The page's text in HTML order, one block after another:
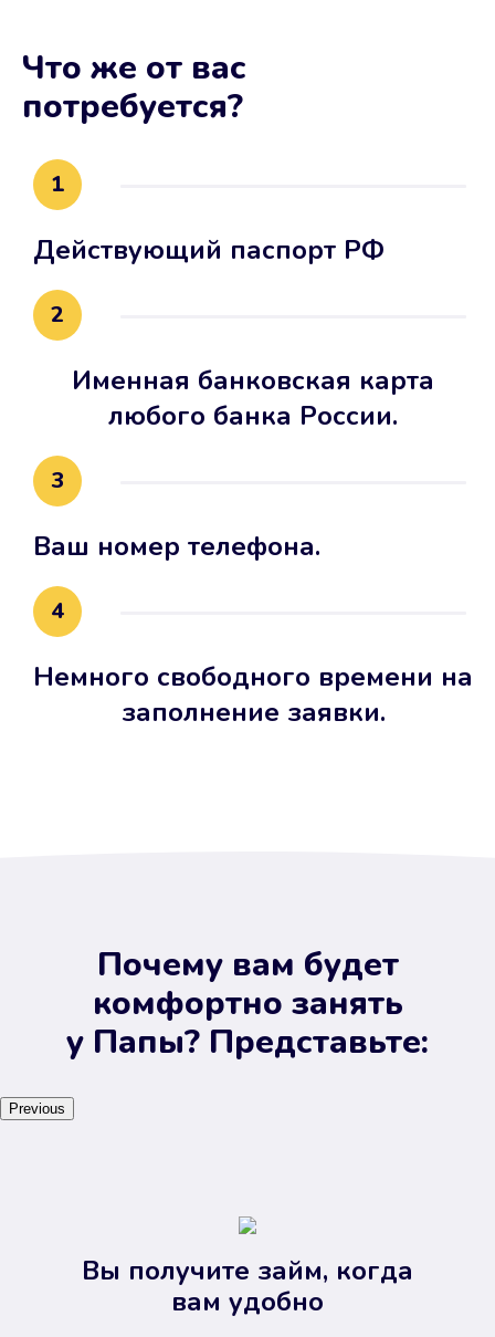
Что же от вас
потребуется?
1
Действующий паспорт РФ
2
Именная банковская карта
любого банка России.
3
Ваш номер телефона.
4
Немного свободного времени на
заполнение заявки.
Почему вам будет
комфортно занять
у Папы? Представьте:
Previous
Вы получите займ, когда
вам удобно